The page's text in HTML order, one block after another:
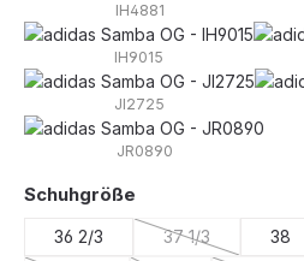
IH4881
IH9015
JI2725
JR0890
Schuhgröße
36 2/3 37 1/3
(Diese Option
38